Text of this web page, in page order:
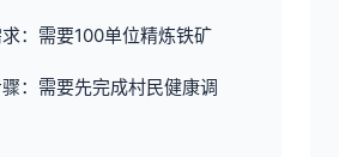
：需要100单位精炼铁矿
：需要先完成村民健康调